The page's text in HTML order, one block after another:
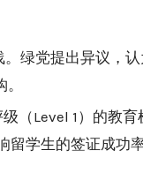
绿党提出异议，
（Level 1）的教育
学生的签证成功